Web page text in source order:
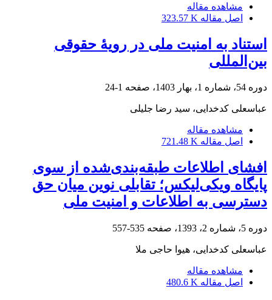
مشاهده مقاله
اصل مقاله 323.57 K
استناد به امنیت ملی در رویۀ حقوقی
بین‌المللی
دوره 54، شماره 1، بهار 1403، صفحه 1-24
عباسعلی کدخدایی، سید رضا جلیلی
مشاهده مقاله
اصل مقاله 721.48 K
افشای اطلاعات طبقه‌بندی‌شده از سوی
پایگاه ویکی‌لیکس؛ تقابلی نوین میان حق
دسترسی به اطلاعات و امنیت ملی
دوره 5، شماره 2، 1393، صفحه 535-557
عباسعلی کدخدایی، هیوا حاجی ملا
مشاهده مقاله
اصل مقاله 480.6 K